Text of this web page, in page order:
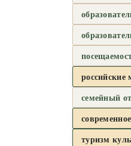
российские
семейный
туризм